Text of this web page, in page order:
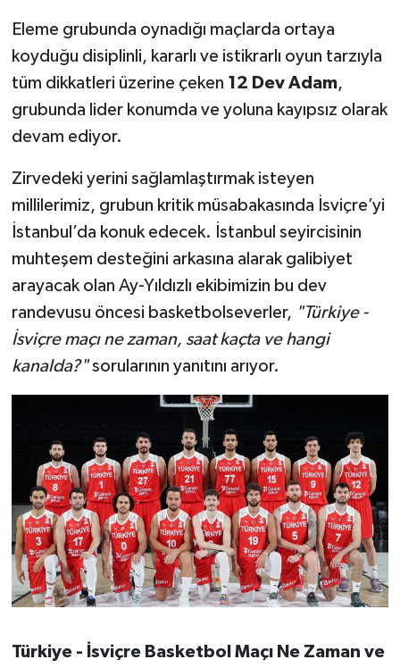
Eleme grubunda oynadığı maçlarda ortaya
koyduğu disiplinli, kararlı ve istikrarlı oyun tarzıyla
tüm dikkatleri üzerine çeken 12 Dev Adam,
grubunda lider konumda ve yoluna kayıpsız olarak
devam ediyor.
Zirvedeki yerini sağlamlaştırmak isteyen
millilerimiz, grubun kritik müsabakasında İsviçre’yi
İstanbul’da konuk edecek. İstanbul seyircisinin
muhteşem desteğini arkasına alarak galibiyet
arayacak olan Ay-Yıldızlı ekibimizin bu dev
randevusu öncesi basketbolseverler, "Türkiye -
İsviçre maçı ne zaman, saat kaçta ve hangi
kanalda?"sorularının yanıtını arıyor.
Türkiye - İsviçre Basketbol Maçı Ne Zaman ve
Kepsut
KÜLTÜR-SANAT
MANŞET
OLAY
OTOMOTİV
SAĞLIK
Savaştepe
SEYAHAT
SİYASET
Sındırgı
SPOR